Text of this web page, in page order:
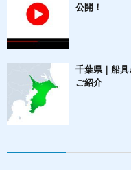
公開！
千葉県｜船
ご紹介